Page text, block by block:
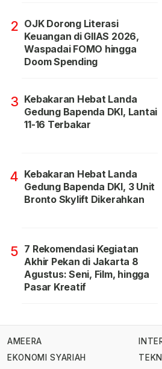
2 OJK Dorong Literasi
Keuangan di GIIAS 2026,
Waspadai FOMO hingga
Doom Spending
3 Kebakaran Hebat Landa
Gedung Bapenda DKI, Lantai
11-16 Terbakar
4 Kebakaran Hebat Landa
Gedung Bapenda DKI, 3 Unit
Bronto Skylift Dikerahkan
5 7 Rekomendasi Kegiatan
Akhir Pekan di Jakarta 8
Agustus: Seni, Film, hingga
Pasar Kreatif
AMEERA
EKONOMI SYARIAH